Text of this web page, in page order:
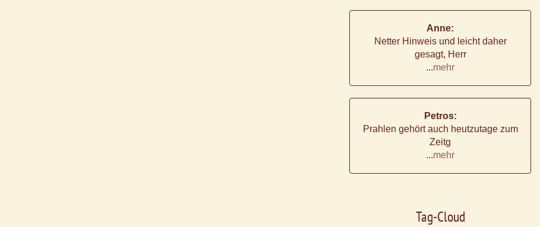
Anne:
Netter Hinweis und leicht daher
gesagt, Herr
...mehr
Petros:
Prahlen gehört auch heutzutage zum
Zeitg
...mehr
Tag-Cloud